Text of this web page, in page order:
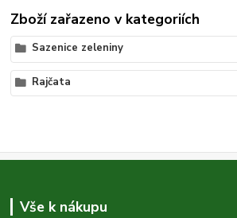
Zboží zařazeno v kategoriích
Sazenice zeleniny
Rajčata
Vše k nákupu